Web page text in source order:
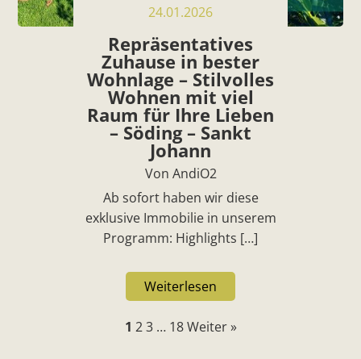
24.01.2026
Repräsentatives
Zuhause in bester
Wohnlage – Stilvolles
Wohnen mit viel
Raum für Ihre Lieben
– Söding – Sankt
Johann
Von AndiO2
Ab sofort haben wir diese
exklusive Immobilie in unserem
Programm: Highlights […]
Weiterlesen
1 2 3 … 18 Weiter »